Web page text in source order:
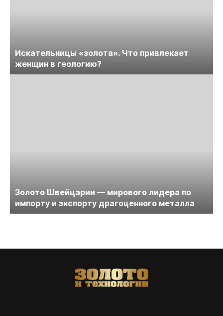
Искательницы «золота». Что привлекает
женщин в геологию?
Золото Швейцарии — мирового лидера по
импорту и экспорту драгоценного металла